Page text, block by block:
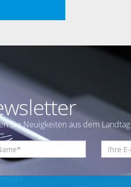
Sie Neuigkeiten aus dem